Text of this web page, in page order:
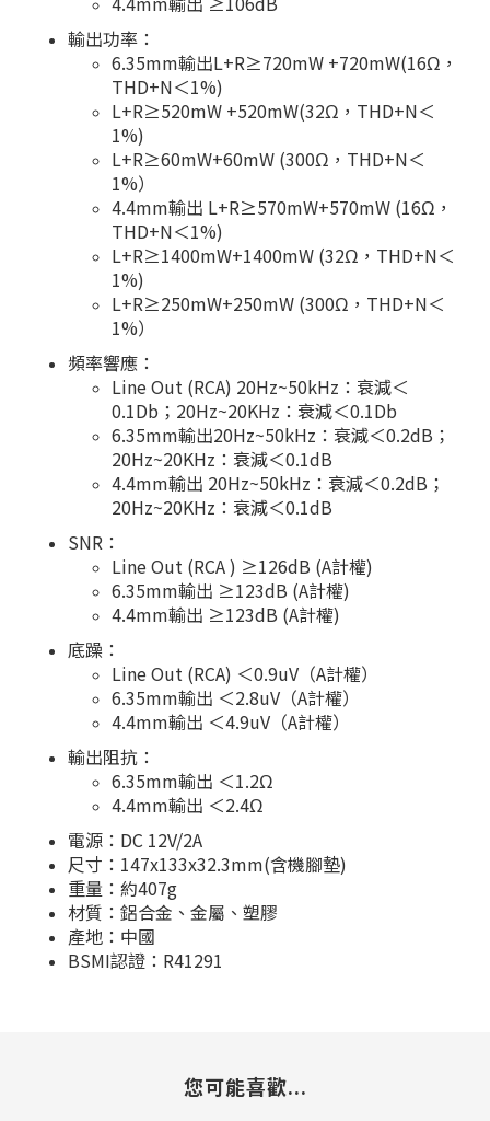
輸出功率：
6.35mm輸出L+R≥720mW +720mW(16Ω，
THD+N＜1%)
L+R≥520mW +520mW(32Ω，THD+N＜
1%)
L+R≥60mW+60mW (300Ω，THD+N＜
1%）
4.4mm輸出 L+R≥570mW+570mW (16Ω，
THD+N＜1%)
L+R≥1400mW+1400mW (32Ω，THD+N＜
1%)
L+R≥250mW+250mW (300Ω，THD+N＜
1%）
頻率響應：
Line Out (RCA) 20Hz~50kHz：衰減＜
0.1Db；20Hz~20KHz：衰減＜0.1Db
6.35mm輸出20Hz~50kHz：衰減＜0.2dB；
20Hz~20KHz：衰減＜0.1dB
4.4mm輸出 20Hz~50kHz：衰減＜0.2dB；
20Hz~20KHz：衰減＜0.1dB
SNR：
Line Out (RCA ) ≥126dB (A計權)
6.35mm輸出 ≥123dB (A計權)
4.4mm輸出 ≥123dB (A計權)
底躁：
Line Out (RCA) ＜0.9uV（A計權）
6.35mm輸出 ＜2.8uV（A計權）
4.4mm輸出 ＜4.9uV（A計權）
輸出阻抗：
6.35mm輸出 ＜1.2Ω
4.4mm輸出 ＜2.4Ω
電源：DC 12V/2A
尺寸：147x133x32.3mm(含機腳墊)
重量：約407g
材質：鋁合金、金屬、塑膠
產地：中國
BSMI認證：R41291
您可能喜歡...